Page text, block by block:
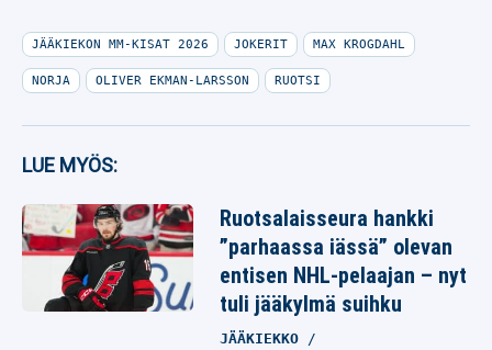
JÄÄKIEKON MM-KISAT 2026 JOKERIT MAX KROGDAHL
NORJA OLIVER EKMAN-LARSSON RUOTSI
LUE MYÖS:
Ruotsalaisseura hankki
”parhaassa iässä” olevan
entisen NHL-pelaajan – nyt
tuli jääkylmä suihku
JÄÄKIEKKO